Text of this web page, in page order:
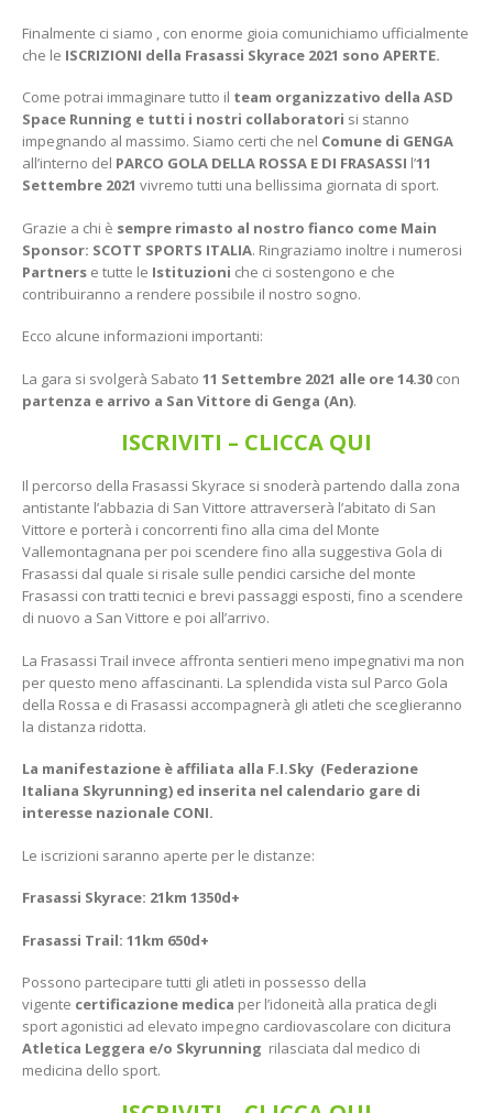
Finalmente ci siamo , con enorme gioia comunichiamo ufficialmente
che le ISCRIZIONI della Frasassi Skyrace 2021 sono APERTE.
Come potrai immaginare tutto il team organizzativo della ASD
Space Running e tutti i nostri collaboratori si stanno
impegnando al massimo. Siamo certi che nel Comune di GENGA
all’interno del PARCO GOLA DELLA ROSSA E DI FRASASSI l’11
Settembre 2021 vivremo tutti una bellissima giornata di sport.
Grazie a chi è sempre rimasto al nostro fianco come Main
Sponsor: SCOTT SPORTS ITALIA. Ringraziamo inoltre i numerosi
Partners e tutte le Istituzioni che ci sostengono e che
contribuiranno a rendere possibile il nostro sogno.
Ecco alcune informazioni importanti:
La gara si svolgerà Sabato 11 Settembre 2021 alle ore 14.30 con
partenza e arrivo a San Vittore di Genga (An).
ISCRIVITI – CLICCA QUI
Il percorso della Frasassi Skyrace si snoderà partendo dalla zona
antistante l’abbazia di San Vittore attraverserà l’abitato di San
Vittore e porterà i concorrenti fino alla cima del Monte
Vallemontagnana per poi scendere fino alla suggestiva Gola di
Frasassi dal quale si risale sulle pendici carsiche del monte
Frasassi con tratti tecnici e brevi passaggi esposti, fino a scendere
di nuovo a San Vittore e poi all’arrivo.
La Frasassi Trail invece affronta sentieri meno impegnativi ma non
per questo meno affascinanti. La splendida vista sul Parco Gola
della Rossa e di Frasassi accompagnerà gli atleti che sceglieranno
la distanza ridotta.
La manifestazione è affiliata alla F.I.Sky (Federazione
Italiana Skyrunning) ed inserita nel calendario gare di
interesse nazionale CONI.
Le iscrizioni saranno aperte per le distanze:
Frasassi Skyrace: 21km 1350d+
Frasassi Trail: 11km 650d+
Possono partecipare tutti gli atleti in possesso della
vigente certificazione medica per l’idoneità alla pratica degli
sport agonistici ad elevato impegno cardiovascolare con dicitura
Atletica Leggera e/o Skyrunning rilasciata dal medico di
medicina dello sport.